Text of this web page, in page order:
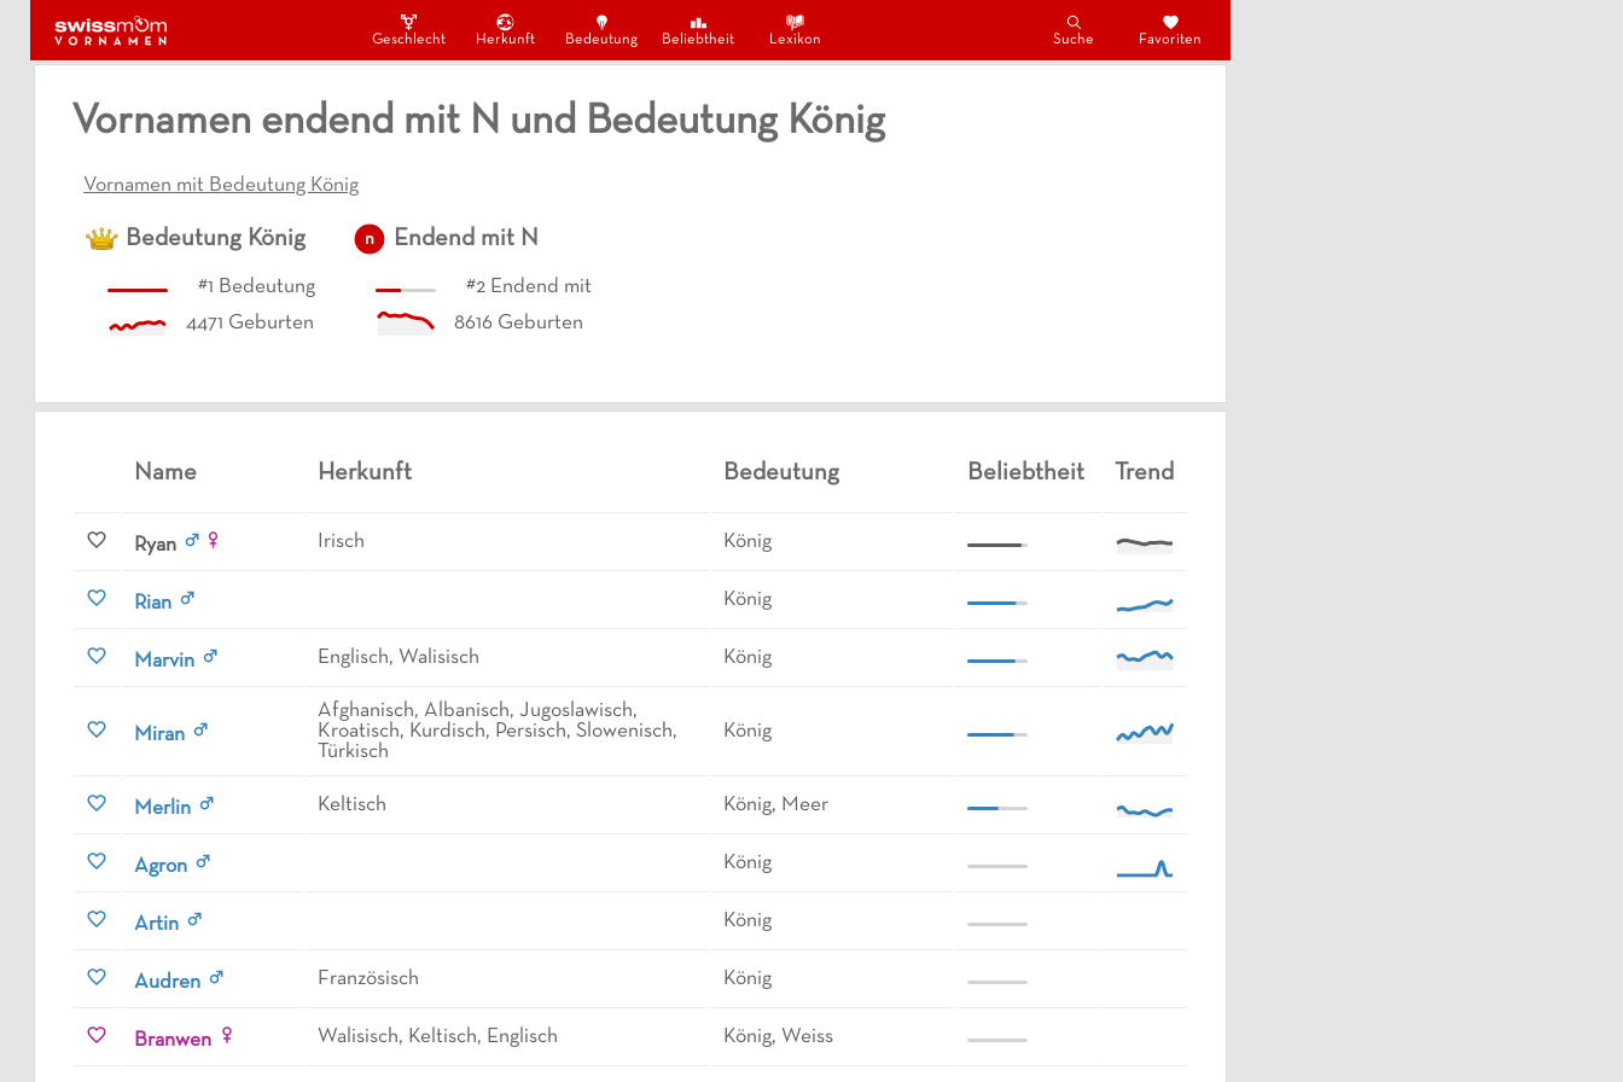
Geschlecht Herkunft Bedeutung Beliebtheit Lexikon Suche Favoriten
Vornamen endend mit N und Bedeutung König
Vornamen mit Bedeutung König
Bedeutung König
#1 Bedeutung
4471 Geburten
n Endend mit N
#2 Endend mit
8616 Geburten
Name Herkunft Bedeutung Beliebtheit Trend
Ryan Irisch König
Rian König
Marvin Englisch, Walisisch König
Miran
Afghanisch, Albanisch, Jugoslawisch,
Kroatisch, Kurdisch, Persisch, Slowenisch,
Türkisch
König
Merlin Keltisch König, Meer
Agron König
Artin König
Audren Französisch König
Branwen Walisisch, Keltisch, Englisch König, Weiss